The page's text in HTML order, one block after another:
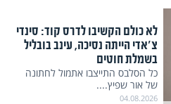
לא כולם הקשיבו לדרס קוד: סינדי
צ'אדי הייתה נסיכה, עינב בובליל
בשמלת חוטים
כל הסלבס התייצבו אתמול לחתונה
של אור שפיץ....
04.08.2026